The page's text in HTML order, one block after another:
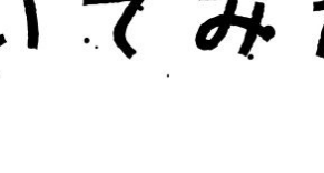
「最悪の空気のまま解散」WBC日本代